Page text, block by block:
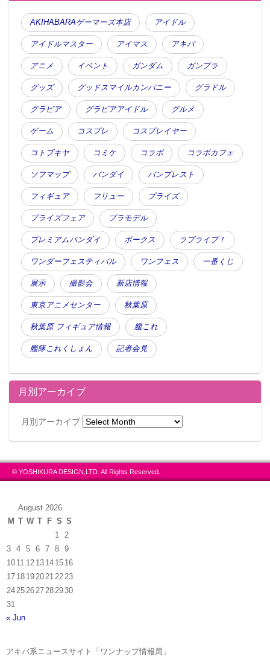
AKIHABARAゲーマーズ本店 アイドル
アイドルマスター アイマス アキバ
アニメ イベント ガンダム ガンプラ
グッズ グッドスマイルカンパニー グラドル
グラビア グラビアアイドル グルメ
ゲーム コスプレ コスプレイヤー
コトブキヤ コミケ コラボ コラボカフェ
ソフマップ バンダイ バンプレスト
フィギュア フリュー プライズ
プライズフェア プラモデル
プレミアムバンダイ ボークス ラブライブ！
ワンダーフェスティバル ワンフェス 一番くじ
展示 撮影会 新店情報
東京アニメセンター 秋葉原
秋葉原 フィギュア情報 艦これ
艦隊これくしょん 記者会見
月別アーカイブ
月別アーカイブ
© YOSHIKURA DESIGN,LTD. All Rights Reserved.
August 2026
M T W T F S S
1
2
3
4 5 6 7 8
9
10 11 12 13 14 15 16
17 18 19 20 21 22 23
24 25 26 27 28 2930
31
« Jun
アキバ系ニュースサイト「ワンナップ情報局」